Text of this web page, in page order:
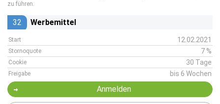
zu führen.
32 Werbemittel
Start 12.02.2021
Stornoquote 7 %
Cookie 30 Tage
Freigabe bis 6 Wochen
Anmelden